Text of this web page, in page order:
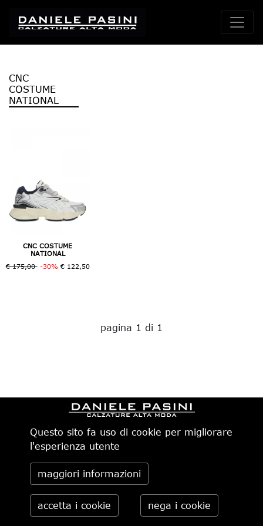
CNC
COSTUME
NATIONAL
CNC COSTUME
NATIONAL
€ 175,00-30% € 122,50
pagina 1 di 1
CHI SIAMO
IL NEGOZIO
CONTATTI
PRIVACY
MODALITÀ DI PAGAMENTO
Italia tel. 059.776650 — info@danielepasini.com P.IVA
02622630362
Questo sito fa uso di cookie per migliorare
l'esperienza utente
maggiori informazioni